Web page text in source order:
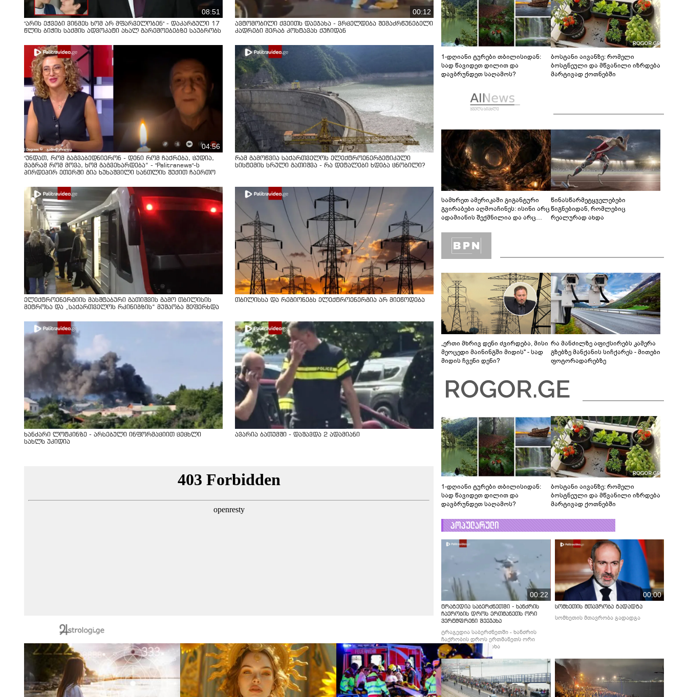
08:51
"არის ეჭვები ვინმეს ხომ არ მფარველობენ" - დაკარგული 17
წლის ბიჭის საქმის ადვოკატი ახალ გარემოებებზე საუბრობს
00:12
ავტომობილი ქვეითს დაეჯახა - ვრცელდება შემაძრწუნებელი
კადრები მერაბ კოსტავას ქუჩიდან
04:56
"უნდათ, რომ გაგვაბედნიერონ - დენი რომ ჩაქრება, ცუდია,
მაგრამ რომ მოვა, ხომ გაგვეხარდება“ - "Palitranews"-ს
პირდეპირ ეთერში გია ხუხაშვილი სანთლის შუქით ჩაერთო
რამ გამოწვია საქართველოს ელექტროენერგეტიკული
სისტემის სრული გათიშვა - რა დეტალები ხდება ცნობილი?
ელექტროენერგიის მასშტაბური გათიშვის გამო თბილისის
მეტროსა და „საქართველოს რკინიგზის“ მუშაობა შეფერხდა
თბილისსა და რეგიონებს ელექტროენერგია არ მიეწოდება
ხანძარი ლოტკინზე - არსებული ინფორმაციით ცეცხლი
სახლს უკიდია
ავარია ბათუმში - დაშავდა 2 ადამიანი
1-დღიანი ტურები თბილისიდან:
სად წავიდეთ დილით და
დავბრუნდეთ საღამოს?
ბოსტანი აივანზე: რომელი
ბოსტნეული და მწვანილი იზრდება
მარტივად ქოთნებში
სამხრეთ ამერიკაში გიგანტური
გვირაბები აღმოაჩინეს: ისინი არც
ადამიანის შექმნილია და არც
ლაბირინთები?
წინასწარმეტყველებები
წიგნებიდან, რომლებიც
რეალურად ახდა
„ერთი მხრივ დენი ძვირდება, მისი
მეოცედი მაინინგში მიდის" - სად
მიდის ჩვენი დენი?
რა მანძილზე აფიქსირებს კამერა
გზებზე მანქანის სიჩქარეს - მითები
ფოტორადარებზე
1-დღიანი ტურები თბილისიდან:
სად წავიდეთ დილით და
დავბრუნდეთ საღამოს?
ბოსტანი აივანზე: რომელი
ბოსტნეული და მწვანილი იზრდება
მარტივად ქოთნებში
პოპულარული
00:22
ტრაგედია საბერძნეთში - ხანძრის
ჩაქრობის დროს ერთმანეთს ორი
ვერტმფრენი შეეჯახა
ტრაგედია საბერძნეთში - ხანძრის
ჩაქრობის დროს ერთმანეთს ორი
ვერტმფრენი შეეჯახა
00:00
სომხეთის მთავრობა გადადგა
სომხეთის მთავრობა გადადგა